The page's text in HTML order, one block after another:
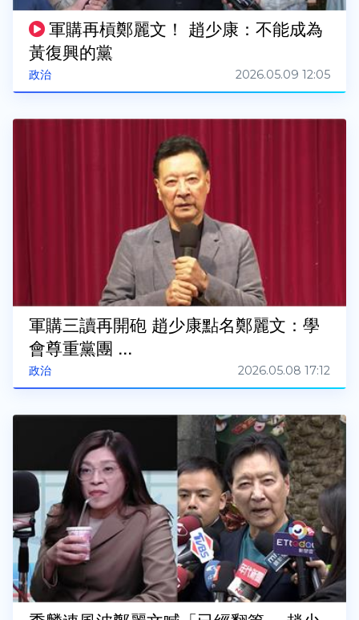
政治
軍購再槓鄭麗文！ 趙少康：不能成為
黃復興的黨
2026.05.09 12:05
政治
軍購三讀再開砲 趙少康點名鄭麗文：學
會尊重黨團 ...
2026.05.08 17:12